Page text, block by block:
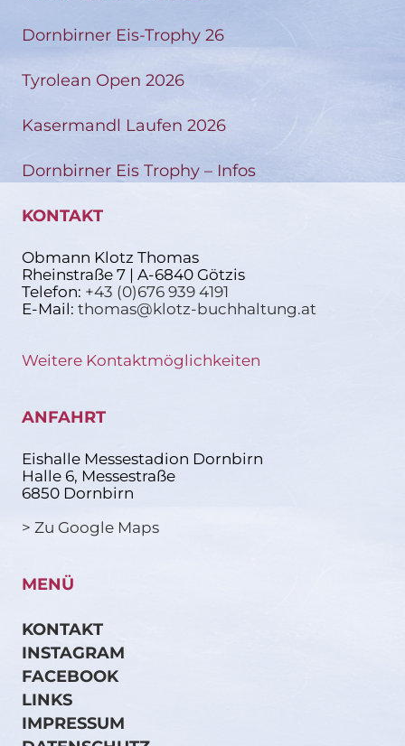
Dornbirner Eis-Trophy 26
Tyrolean Open 2026
Kasermandl Laufen 2026
Dornbirner Eis Trophy – Infos
KONTAKT
Obmann Klotz Thomas
Rheinstraße 7 | A-6840 Götzis
Telefon: +43 (0)676 939 4191
E-Mail: thomas@klotz-buchhaltung.at
Weitere Kontaktmöglichkeiten
ANFAHRT
Eishalle Messestadion Dornbirn
Halle 6, Messestraße
6850 Dornbirn
> Zu Google Maps
MENÜ
KONTAKT
INSTAGRAM
FACEBOOK
LINKS
IMPRESSUM